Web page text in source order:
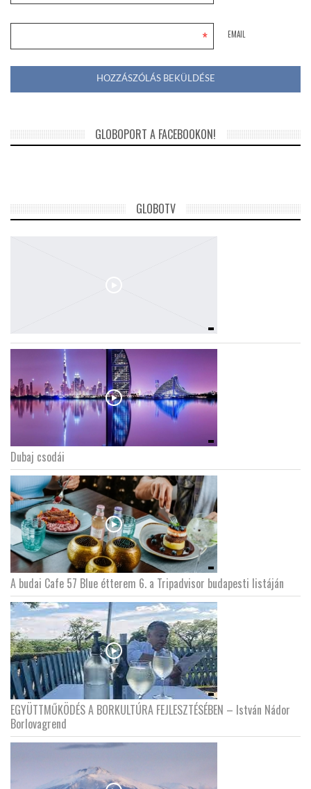
EMAIL
*
GLOBOPORT A FACEBOOKON!
GLOBOTV
Dubaj csodái
A budai Cafe 57 Blue étterem 6. a Tripadvisor budapesti listáján
EGYÜTTMŰKÖDÉS A BORKULTÚRA FEJLESZTÉSÉBEN – István Nádor
Borlovagrend